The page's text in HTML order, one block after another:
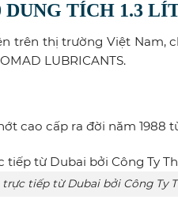
DUNG TÍCH 1.3
trên thị trường Việt Nam,
LUBRICANTS.
cao cấp ra đời năm 1988
tiếp từ Dubai bởi Công Ty